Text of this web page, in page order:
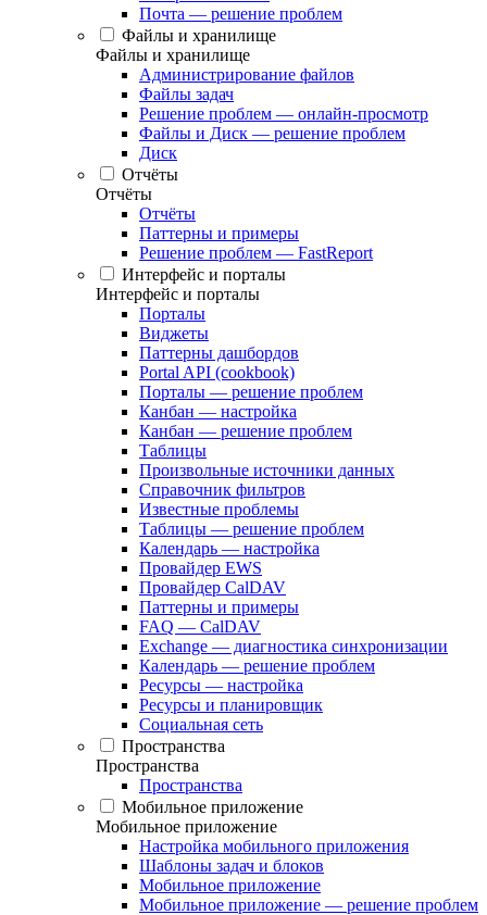
Почта — решение проблем
Файлы и хранилище
Файлы и хранилище
Администрирование файлов
Файлы задач
Решение проблем — онлайн-просмотр
Файлы и Диск — решение проблем
Диск
Отчёты
Отчёты
Отчёты
Паттерны и примеры
Решение проблем — FastReport
Интерфейс и порталы
Интерфейс и порталы
Порталы
Виджеты
Паттерны дашбордов
Portal API (cookbook)
Порталы — решение проблем
Канбан — настройка
Канбан — решение проблем
Таблицы
Произвольные источники данных
Справочник фильтров
Известные проблемы
Таблицы — решение проблем
Календарь — настройка
Провайдер EWS
Провайдер CalDAV
Паттерны и примеры
FAQ — CalDAV
Exchange — диагностика синхронизации
Календарь — решение проблем
Ресурсы — настройка
Ресурсы и планировщик
Социальная сеть
Пространства
Пространства
Пространства
Мобильное приложение
Мобильное приложение
Настройка мобильного приложения
Шаблоны задач и блоков
Мобильное приложение
Мобильное приложение — решение проблем